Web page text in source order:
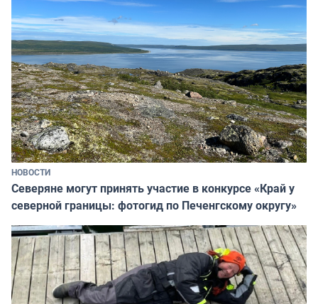
НОВОСТИ
Северяне могут принять участие в конкурсе «Край у
северной границы: фотогид по Печенгскому округу»